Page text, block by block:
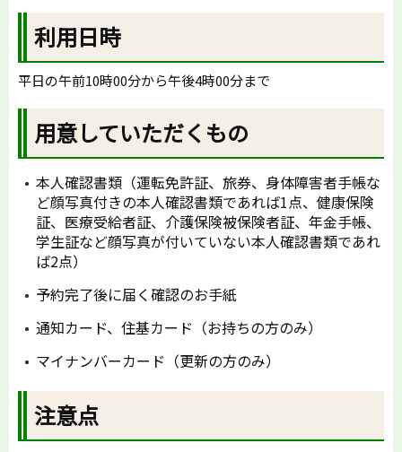
利用日時
平日の午前10時00分から午後4時00分まで
用意していただくもの
本人確認書類（運転免許証、旅券、身体障害者手帳な
ど顔写真付きの本人確認書類であれば1点、健康保険
証、医療受給者証、介護保険被保険者証、年金手帳、
学生証など顔写真が付いていない本人確認書類であれ
ば2点）
予約完了後に届く確認のお手紙
通知カード、住基カード（お持ちの方のみ）
マイナンバーカード（更新の方のみ）
注意点